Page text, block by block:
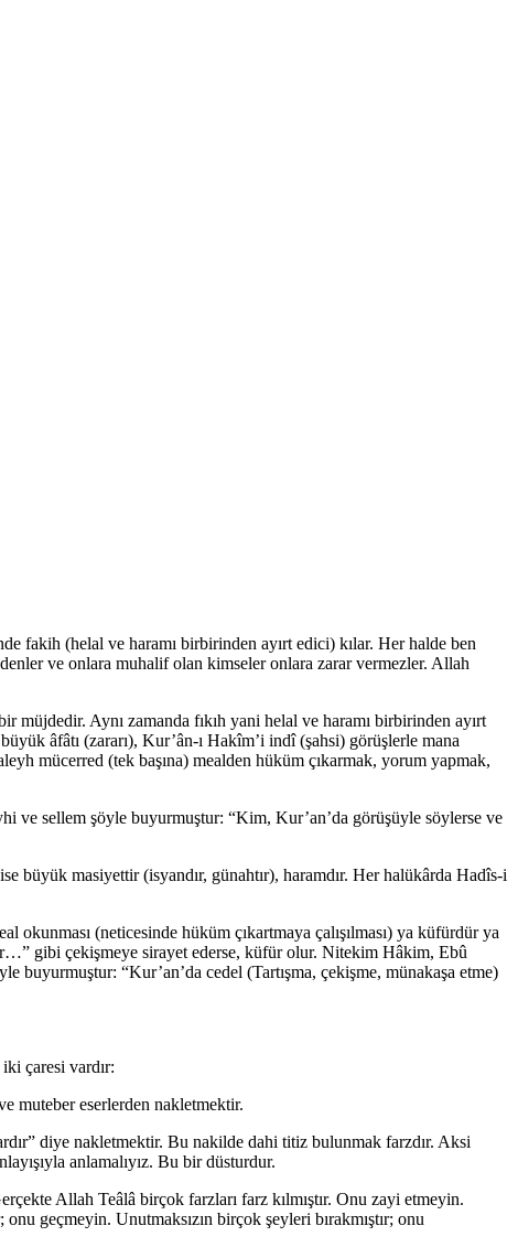
fakih (helal ve haramı birbirinden ayırt edici) kılar. Her halde ben
ve onlara muhalif olan kimseler onlara zarar vermezler. Allah
Aynı zamanda fıkıh yani helal ve haramı birbirinden ayırt
âfâtı (zararı), Kur’ân-ı Hakîm’i indî (şahsi) görüşlerle mana
mücerred (tek başına) mealden hüküm çıkarmak, yorum yapmak,
ve sellem şöyle buyurmuştur: “Kim, Kur’an’da görüşüyle söylerse ve
büyük masiyettir (isyandır, günahtır), haramdır. Her halükârda Hadîs-i
okunması (neticesinde hüküm çıkartmaya çalışılması) ya küfürdür ya
gibi çekişmeye sirayet ederse, küfür olur. Nitekim Hâkim, Ebû
“Kur’an’da cedel (Tartışma, çekişme, münakaşa etme)
çaresi vardır:
muteber eserlerden nakletmektir.
diye nakletmektir. Bu nakilde dahi titiz bulunmak farzdır. Aksi
anlamalıyız. Bu bir düsturdur.
Allah Teâlâ birçok farzları farz kılmıştır. Onu zayi etmeyin.
geçmeyin. Unutmaksızın birçok şeyleri bırakmıştır; onu